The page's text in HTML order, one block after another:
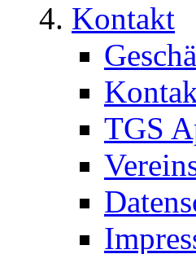
Kontakt
TGS